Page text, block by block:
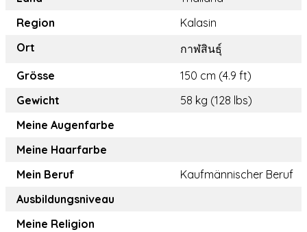
Region
Kalasin
Ort
กาฬสินธุ์
Grösse
150 cm (4.9 ft)
Gewicht
58 kg (128 lbs)
Meine Augenfarbe
Meine Haarfarbe
Mein Beruf
Kaufmännischer Beruf
Ausbildungsniveau
Meine Religion